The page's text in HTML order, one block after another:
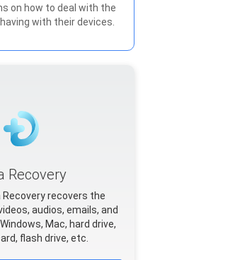
on how to deal with the
with their devices.
Recovery
Recovery recovers the
audios, emails, and
Mac, hard drive,
flash drive, etc.